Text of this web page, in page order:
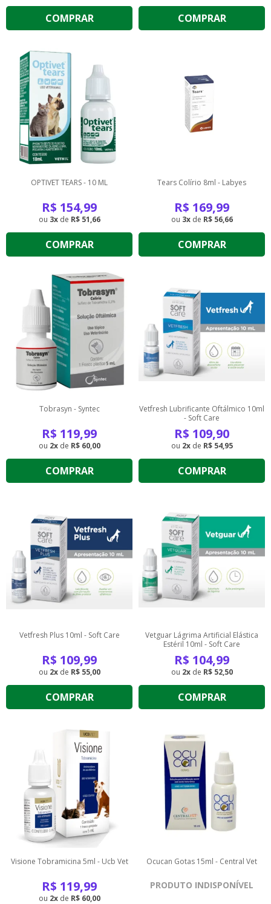
COMPRAR COMPRAR
OPTIVET TEARS - 10 ML
R$ 154,99
3 de R$ 51,66
COMPRAR
Tears Colírio 8ml - Labyes
R$ 169,99
3 de R$ 56,66
COMPRAR
Tobrasyn - Syntec
R$ 119,99
2 de R$ 60,00
COMPRAR
Vetfresh Lubrificante Oftálmico 10ml
- Soft Care
R$ 109,90
2 de R$ 54,95
COMPRAR
Vetfresh Plus 10ml - Soft Care
R$ 109,99
2 de R$ 55,00
COMPRAR
Vetguar Lágrima Artificial Elástica
Estéril 10ml - Soft Care
R$ 104,99
2 de R$ 52,50
COMPRAR
Visione Tobramicina 5ml - Ucb Vet
R$ 119,99
2 de R$ 60,00
Ocucan Gotas 15ml - Central Vet
PRODUTO INDISPONÍVEL